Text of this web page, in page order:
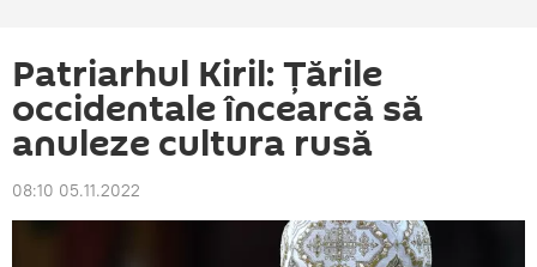
Patriarhul Kiril: Țările
occidentale încearcă să
anuleze cultura rusă
08:10 05.11.2022